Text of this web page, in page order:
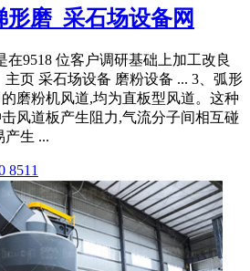
磨_采石场设备网
在9518 位客户调研基础上加工改良
页 采石场设备 磨粉设备 ... 3、弧形
磨粉机风道,均为直板型风道。这种
风道板产生阻力,气流分子间相互碰
产生 ...
8511